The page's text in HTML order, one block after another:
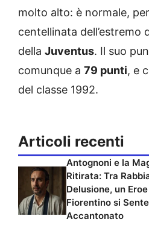
molto alto: è normale,
centellinata dell’estremo
della Juventus. Il suo
comunque a 79 punti, e
del classe 1992.
Articoli recenti
Antognoni e la
Ritirata: Tra
Delusione, un Eroe
Fiorentino si Sente
Accantonato